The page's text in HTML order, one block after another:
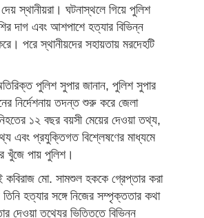
স্থানীয়রা। ঘটনাস্থলে গিয়ে পুলিশ
দাগ এবং আশপাশে হত্যার বিভিন্ন
পরে স্থানীয়দের সহায়তায় মরদেহটি
পুলিশ সুপার জানান, পুলিশ সুপার
নির্দেশনায় তদন্ত শুরু করে জেলা
১২ বছর বয়সী মেয়ের দেওয়া তথ্য,
এবং প্রযুক্তিগত বিশ্লেষণের মাধ্যমে
খুঁজে পায় পুলিশ।
কবিরাজ মো. সামশুল হককে গ্রেপ্তার করা
তিনি হত্যার সঙ্গে নিজের সম্পৃক্ততার কথা
দেওয়া তথ্যের ভিত্তিতে বিভিন্ন